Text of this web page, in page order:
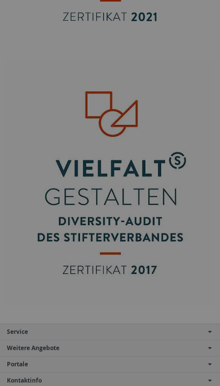
Service
Weitere Angebote
Portale
Kontaktinfo